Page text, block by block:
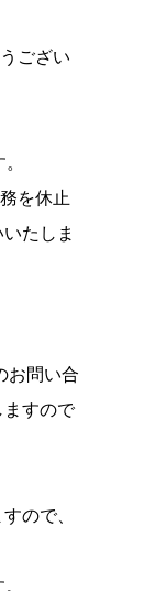
ござい
を休止
たしま
お問い合
ますので
ので、